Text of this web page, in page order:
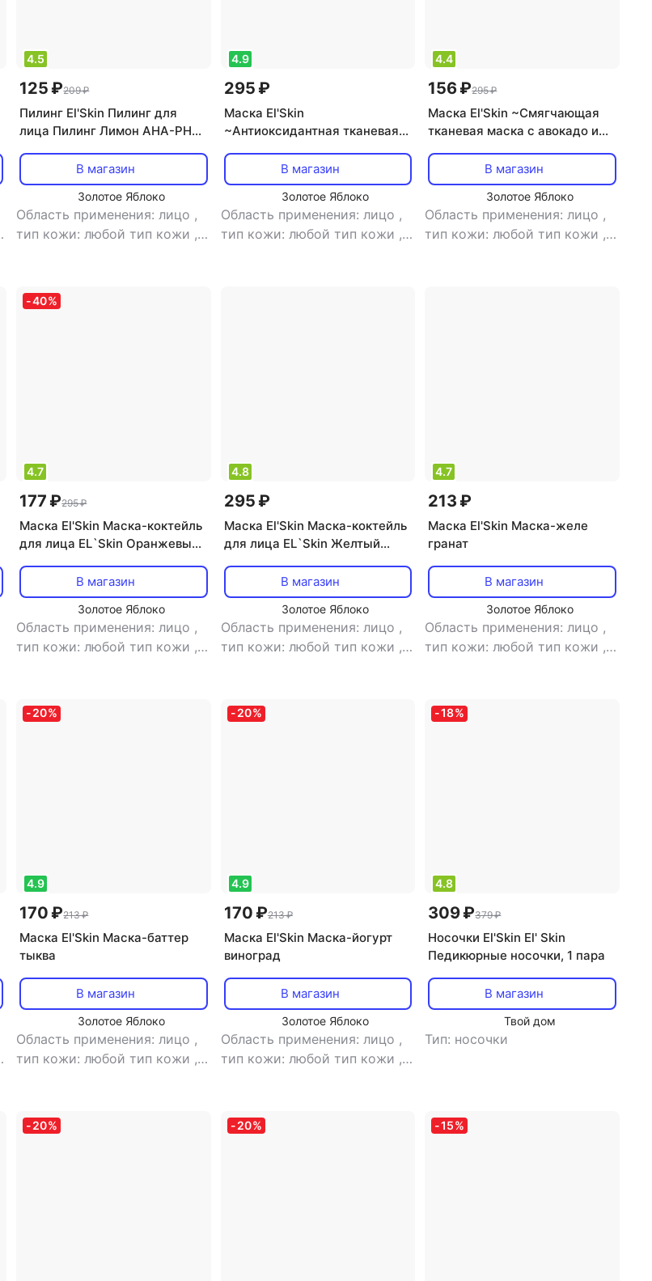
4.5
125 ₽209 ₽
Пилинг El'Skin Пилинг для
лица Пилинг Лимон AHA-РHA
В магазин
Золотое Яблоко
Область применения: лицо ,
тип кожи: любой тип кожи ,
от черных точек,
отбеливание,
4.9
295 ₽
Маска El'Skin
~Антиоксидантная тканевая
и клубники~Red Miх Sheet
Mask
В магазин
Золотое Яблоко
Область применения: лицо ,
тип кожи: любой тип кожи ,
4.4
156 ₽295 ₽
Маска El'Skin ~Смягчающая
тканевая маска с авокадо и
В магазин
Золотое Яблоко
Область применения: лицо ,
тип кожи: любой тип кожи ,
-40%
4.7
177 ₽295 ₽
Маска El'Skin Маска-коктейль
для лица EL`Skin Оранжевый
В магазин
Золотое Яблоко
Область применения: лицо ,
тип кожи: любой тип кожи ,
4.8
295 ₽
Маска El'Skin Маска-коктейль
для лица EL`Skin Желтый
В магазин
Золотое Яблоко
Область применения: лицо ,
тип кожи: любой тип кожи ,
увлажнение
4.7
213 ₽
Маска El'Skin Маска-желе
гранат
В магазин
Золотое Яблоко
Область применения: лицо ,
тип кожи: любой тип кожи ,
-20%
4.9
170 ₽213 ₽
Маска El'Skin Маска-баттер
тыква
В магазин
Золотое Яблоко
Область применения: лицо ,
тип кожи: любой тип кожи ,
-20%
4.9
170 ₽213 ₽
Маска El'Skin Маска-йогурт
виноград
В магазин
Золотое Яблоко
Область применения: лицо ,
тип кожи: любой тип кожи ,
-18%
4.8
309 ₽379 ₽
Носочки El'Skin El' Skin
Педикюрные носочки, 1 пара
В магазин
Твой дом
Тип: носочки
-20% -20% -15%